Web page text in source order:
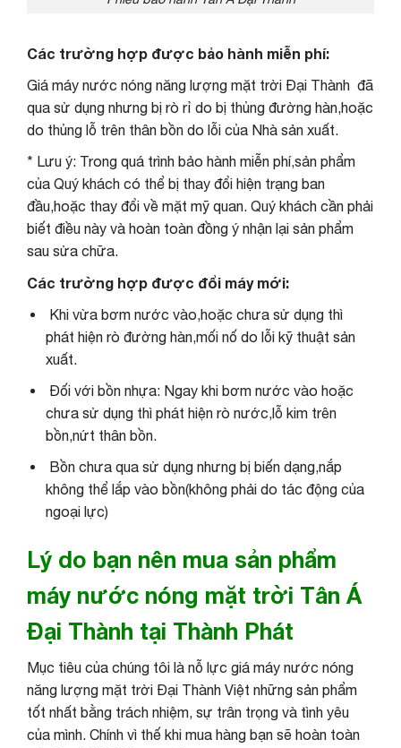
Các trường hợp được bảo hành miễn phí:
Giá máy nước nóng năng lượng mặt trời Đại Thành đã
qua sử dụng nhưng bị rò rỉ do bị thủng đường hàn,hoặc
do thủng lỗ trên thân bồn do lỗi của Nhà sản xuất.
* Lưu ý: Trong quá trình bảo hành miễn phí,sản phẩm
của Quý khách có thể bị thay đổi hiện trạng ban
đầu,hoặc thay đổi về mặt mỹ quan. Quý khách cần phải
biết điều này và hoàn toàn đồng ý nhận lại sản phẩm
sau sửa chữa.
Các trường hợp được đổi máy mới:
Khi vừa bơm nước vào,hoặc chưa sử dụng thì
phát hiện rò đường hàn,mối nố do lỗi kỹ thuật sản
xuất.
Đối với bồn nhựa: Ngay khi bơm nước vào hoặc
chưa sử dụng thì phát hiện rò nước,lỗ kim trên
bồn,nứt thân bồn.
Bồn chưa qua sử dụng nhưng bị biến dạng,nắp
không thể lắp vào bồn(không phải do tác động của
ngoại lực)
Lý do bạn nên mua sản phẩm
máy nước nóng mặt trời Tân Á
Đại Thành tại Thành Phát
Mục tiêu của chúng tôi là nỗ lực giá máy nước nóng
năng lượng mặt trời Đại Thành Việt những sản phẩm
tốt nhất bằng trách nhiệm, sự trân trọng và tình yêu
của mình. Chính vì thế khi mua hàng bạn sẽ hoàn toàn